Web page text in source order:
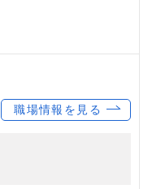
職場情報を見る